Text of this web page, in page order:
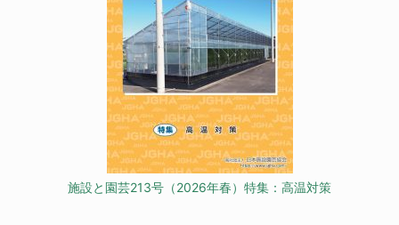
施設と園芸213号（2026年春）特集：高温対策